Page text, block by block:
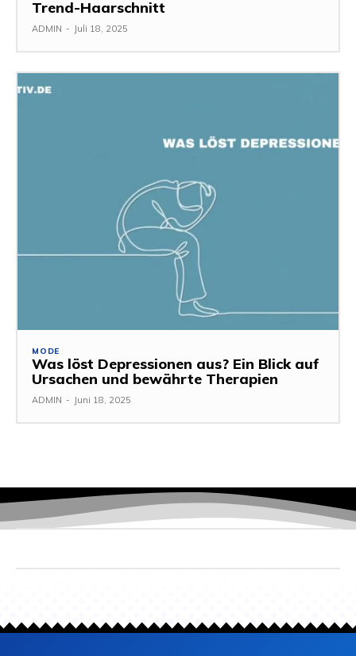
Trend-Haarschnitt
ADMIN - Juli 18, 2025
MODE
Was löst Depressionen aus? Ein Blick auf
Ursachen und bewährte Therapien
ADMIN - Juni 18, 2025